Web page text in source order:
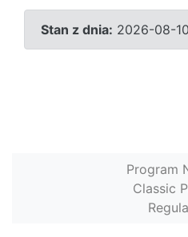
Stan z dnia: 2026-08-
Program
Classic